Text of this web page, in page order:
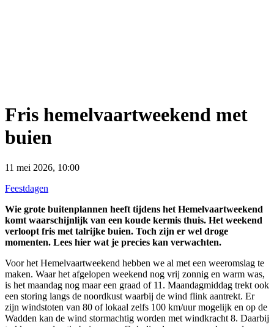
Fris hemelvaartweekend met
buien
11 mei 2026, 10:00
Feestdagen
Wie grote buitenplannen heeft tijdens het Hemelvaartweekend
komt waarschijnlijk van een koude kermis thuis. Het weekend
verloopt fris met talrijke buien. Toch zijn er wel droge
momenten. Lees hier wat je precies kan verwachten.
Voor het Hemelvaartweekend hebben we al met een weeromslag te
maken. Waar het afgelopen weekend nog vrij zonnig en warm was,
is het maandag nog maar een graad of 11. Maandagmiddag trekt ook
een storing langs de noordkust waarbij de wind flink aantrekt. Er
zijn windstoten van 80 of lokaal zelfs 100 km/uur mogelijk en op de
Wadden kan de wind stormachtig worden met windkracht 8. Daarbij